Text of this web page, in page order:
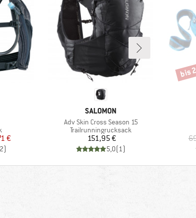
Preis
€
2)
MARKE
SALOMON
Artikel
Adv Skin Cross Season 15
Produktgruppe
Trailrunningrucksack
Preis
151,95 €
5,0(1)
bis